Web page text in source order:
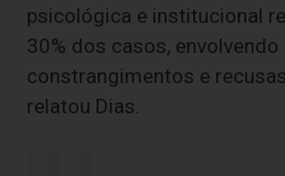
psicológica e institucional
30% dos casos,
constrangimentos e
relatou Dias.